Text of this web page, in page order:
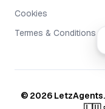
Cookies
Termes & Conditions
© 2026 LetzAgents.